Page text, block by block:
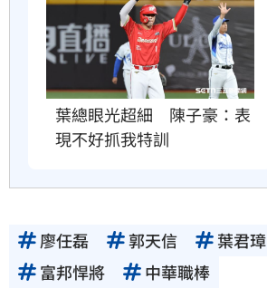
葉總眼光超細　陳子豪：表
現不好抓我特訓
廖任磊 郭天信 葉君璋
富邦悍將
中華職棒